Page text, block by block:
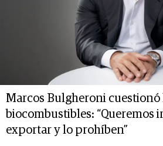
Marcos Bulgheroni cuestionó
biocombustibles: “Queremos
exportar y lo prohíben”